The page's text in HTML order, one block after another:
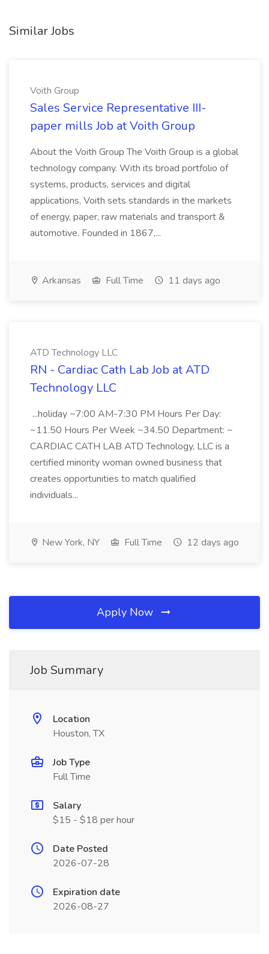
Similar Jobs
Voith Group
Sales Service Representative III-
paper mills Job at Voith Group
About the Voith Group The Voith Group is a global
technology company. With its broad portfolio of
systems, products, services and digital
applications, Voith sets standards in the markets
of energy, paper, raw materials and transport &
automotive. Founded in 1867,...
Arkansas Full Time 11 days ago
ATD Technology LLC
RN - Cardiac Cath Lab Job at ATD
Technology LLC
...holiday ~7:00 AM-7:30 PM Hours Per Day:
~11.50 Hours Per Week ~34.50 Department: ~
CARDIAC CATH LAB ATD Technology, LLC is a
certified minority woman owned business that
creates opportunities to match qualified
individuals...
New York, NY Full Time 12 days ago
Apply Now
Job Summary
Location
Houston, TX
Job Type
Full Time
Salary
$15 - $18 per hour
Date Posted
2026-07-28
Expiration date
2026-08-27